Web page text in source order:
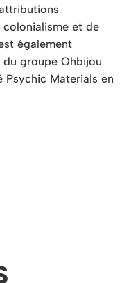
colonialisme et de
également
du groupe Ohbijou
Materials en